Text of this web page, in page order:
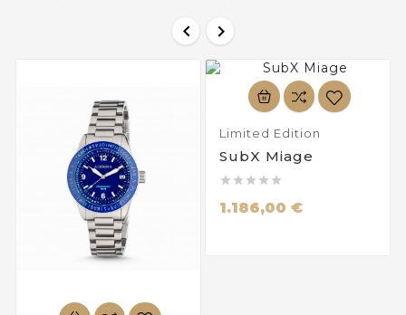


Limited Edition
SubX Miage
    
1.186,00 €